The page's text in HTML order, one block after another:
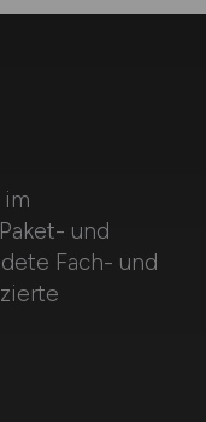
im
und
Fach- und